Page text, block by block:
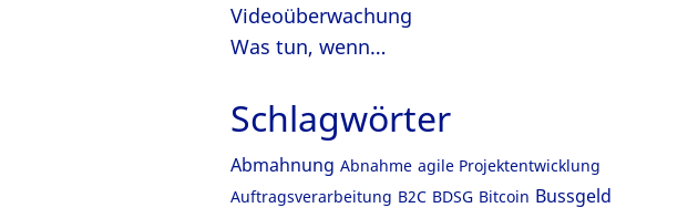
Videoüberwachung
Was tun, wenn…
Schlagwörter
Abmahnung Abnahme agile Projektentwicklung
Auftragsverarbeitung B2C BDSG Bitcoin Bussgeld